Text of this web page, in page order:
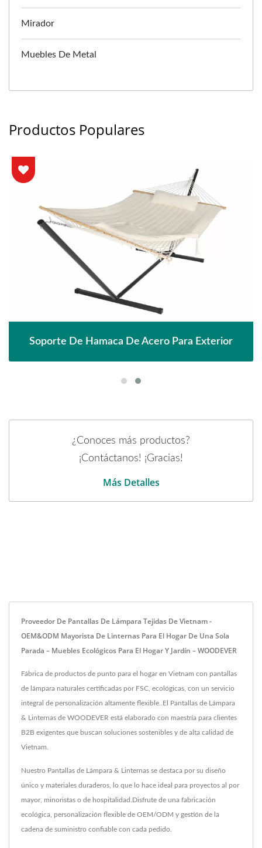
Mirador
Muebles De Metal
Productos Populares
Pérgola Con Toldo Ajustable De Metal
¿Conoces más productos?
¡Contáctanos! ¡Gracias!
Más Detalles
Proveedor De Pantallas De Lámpara Tejidas De Vietnam -
OEM&ODM Mayorista De Linternas Para El Hogar De Una Sola
Parada – Muebles Ecológicos Para El Hogar Y Jardín – WOODEVER
Fábrica de productos de punto para el hogar en Vietnam con pantallas
de lámpara naturales certificadas por FSC, ecológicas, con un servicio
integral de personalización altamente flexible..El Pantallas de Lámpara
& Linternas de WOODEVER está elaborado con maestría para clientes
B2B exigentes que buscan soluciones sostenibles y de alta calidad de
Vietnam.
Nuestro Pantallas de Lámpara & Linternas se destaca por su diseño
único y materiales duraderos, lo que lo hace ideal para proyectos al por
mayor, minoristas o de hospitalidad.Disfrute de una fabricación
ecológica, personalización flexible de OEM/ODM y gestión de la
cadena de suministro confiable con cada pedido.